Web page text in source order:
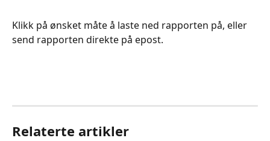
Klikk på ønsket måte å laste ned rapporten på, eller
send rapporten direkte på epost.
Relaterte artikler